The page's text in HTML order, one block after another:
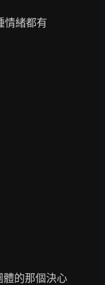
情緒都有
體的那個決心